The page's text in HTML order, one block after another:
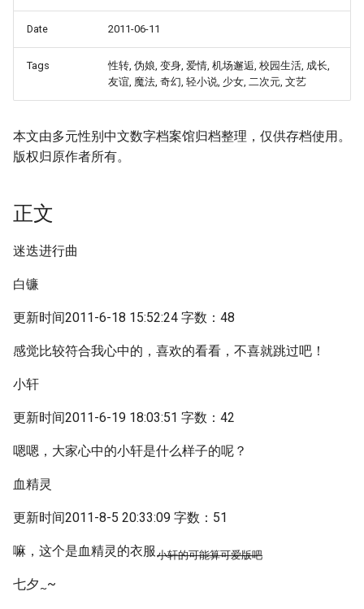
Date 2011-06-11
Tags
性转, 伪娘, 变身, 爱情, 机场邂逅, 校园生活, 成长,
友谊, 魔法, 奇幻, 轻小说, 少女, 二次元, 文艺
本文由多元性别中文数字档案馆归档整理，仅供存档使用。
版权归原作者所有。
正文
迷迭进行曲
白镰
更新时间2011-6-18 15:52:24 字数：48
感觉比较符合我心中的，喜欢的看看，不喜就跳过吧！
小轩
更新时间2011-6-19 18:03:51 字数：42
嗯嗯，大家心中的小轩是什么样子的呢？
血精灵
更新时间2011-8-5 20:33:09 字数：51
嘛，这个是血精灵的衣服 小轩的可能算可爱版吧
七夕 ~~